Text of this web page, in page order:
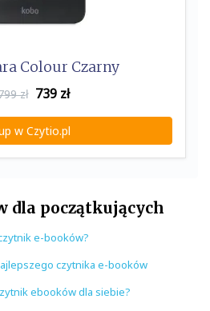
Colour Czarny
zł 739 zł
w Czytio.pl
dla początkujących
e-booków?
czytnika e-booków
ebooków dla siebie?